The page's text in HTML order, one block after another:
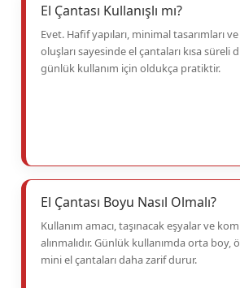
El Çantası Kullanışlı mı?
Evet. Hafif yapıları, minimal tasarımları
oluşları sayesinde el çantaları kısa süreli
günlük kullanım için oldukça pratiktir.
El Çantası Boyu Nasıl Olmalı?
Kullanım amacı, taşınacak eşyalar ve
alınmalıdır. Günlük kullanımda orta boy,
mini el çantaları daha zarif durur.